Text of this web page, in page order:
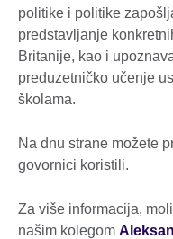
politike i politike
predstavljanje
Britanije, kao i
preduzetničko učenje
školama.
Na dnu strane možete
govornici koristili.
Za više informacija,
našim kolegom